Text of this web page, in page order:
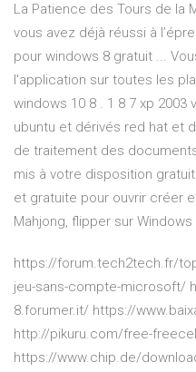
La Patience des Tours de la
vous avez déjà réussi à
pour windows 8 gratuit ...
l'application sur toutes les
windows 10 8 . 1 8 7 xp 2003
ubuntu et dérivés red hat et
de traitement des
mis à votre disposition
et gratuite pour ouvrir créer
Mahjong, flipper sur Windows
https://forum.tech2tech.fr/
jeu-sans-compte-microsoft/
8.forumer.it/ https://
http://pikuru.com/free-
https://www.chip.de/